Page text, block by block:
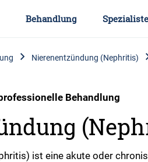
Behandlung
Nierenentzündung (Nephritis)
Behandlung
ist eine akute oder